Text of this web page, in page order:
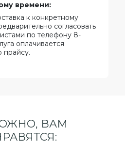
времени:
к конкретному
согласовать
по телефону 8-
оплачивается
прайсу.
ВАМ